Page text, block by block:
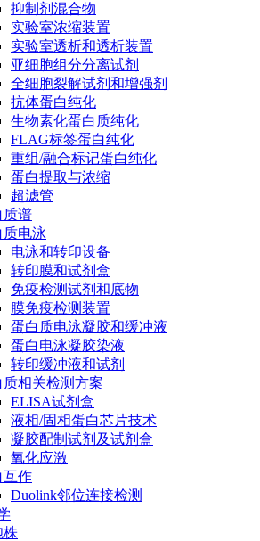
抑制剂混合物
实验室浓缩装置
实验室透析和透析装置
亚细胞组分分离试剂
全细胞裂解试剂和增强剂
抗体蛋白纯化
生物素化蛋白质纯化
FLAG标签蛋白纯化
重组/融合标记蛋白纯化
蛋白提取与浓缩
超滤管
质谱
质电泳
电泳和转印设备
转印膜和试剂盒
免疫检测试剂和底物
膜免疫检测装置
蛋白质电泳凝胶和缓冲液
蛋白电泳凝胶染液
转印缓冲液和试剂
质相关检测方案
ELISA试剂盒
液相/固相蛋白芯片技术
凝胶配制试剂及试剂盒
氧化应激
互作
Duolink邻位连接检测
株